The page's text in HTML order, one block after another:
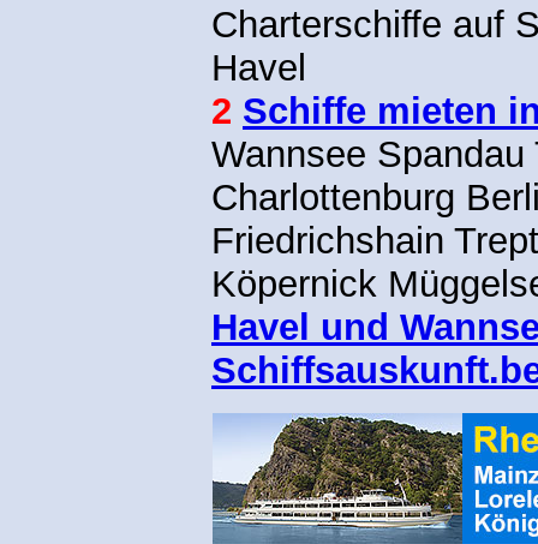
Charterschiffe auf
Havel
2 Schiffe mieten
Wannsee Spandau
Charlottenburg
Friedrichshain
Köpernick
Havel und